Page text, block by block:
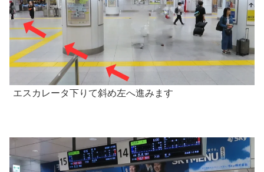
エスカレータ下りて斜め左へ進みます